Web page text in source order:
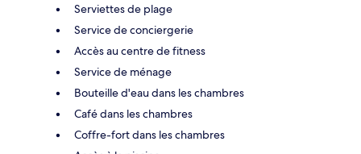
Serviettes de plage
Service de conciergerie
Accès au centre de fitness
Service de ménage
Bouteille d'eau dans les chambres
Café dans les chambres
Coffre-fort dans les chambres